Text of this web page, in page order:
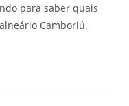
para saber quais
Camboriú.